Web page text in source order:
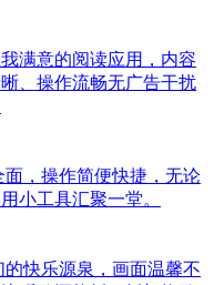
满意的阅读应用，内容
、操作流畅无广告干扰
，操作简便快捷，无论
小工具汇聚一堂。
快乐源泉，画面温馨不